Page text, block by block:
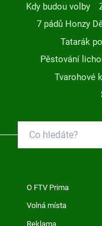
Kdy budou volby
7 pádů Honzy
Tatarák
Pěstování
Tvarohové
O FTV Prima
Volná místa
Reklama